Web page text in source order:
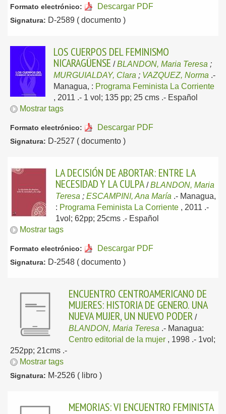
Formato electrónico: Descargar PDF
Signatura: D-2589 ( documento )
LOS CUERPOS DEL FEMINISMO
NICARAGÜENSE /BLANDON, Maria Teresa ;
MURGUIALDAY, Clara ; VAZQUEZ, Norma .-
Managua, : Programa Feminista La Corriente
, 2011 .- 1 vol; 135 pp; 25 cms .- Español
Mostrar tags
Formato electrónico: Descargar PDF
Signatura: D-2527 ( documento )
LA DECISIÓN DE ABORTAR: ENTRE LA
NECESIDAD Y LA CULPA /BLANDON, Maria
Teresa ; ESCAMPINI, Ana María .- Managua,
: Programa Feminista La Corriente , 2011 .-
1vol; 62pp; 25cms .- Español
Mostrar tags
Formato electrónico: Descargar PDF
Signatura: D-2548 ( documento )
ENCUENTRO CENTROAMERICANO DE
MUJERES: HISTORIA DE GENERO. UNA
NUEVA MUJER, UN NUEVO PODER /
BLANDON, Maria Teresa .- Managua:
Centro editorial de la mujer , 1998 .- 1vol;
252pp; 21cms .-
Mostrar tags
Signatura: M-2526 ( libro )
MEMORIAS: VI ENCUENTRO FEMINISTA